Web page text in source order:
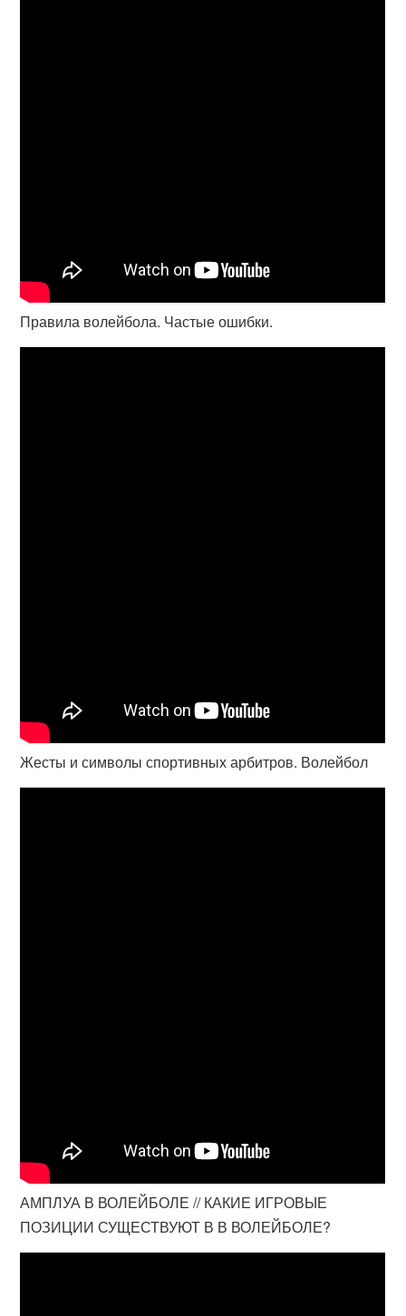
Правила волейбола. Частые ошибки.
Жесты и символы спортивных арбитров. Волейбол
АМПЛУА В ВОЛЕЙБОЛЕ // КАКИЕ ИГРОВЫЕ
ПОЗИЦИИ СУЩЕСТВУЮТ В В ВОЛЕЙБОЛЕ?